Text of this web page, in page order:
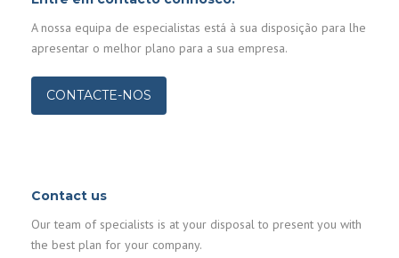
A nossa equipa de especialistas está à sua disposição para lhe
apresentar o melhor plano para a sua empresa.
CONTACTE-NOS
Contact us
Our team of specialists is at your disposal to present you with
the best plan for your company.